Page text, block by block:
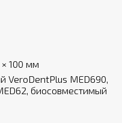
100 мм
VeroDentPlus MED690,
биосовместимый